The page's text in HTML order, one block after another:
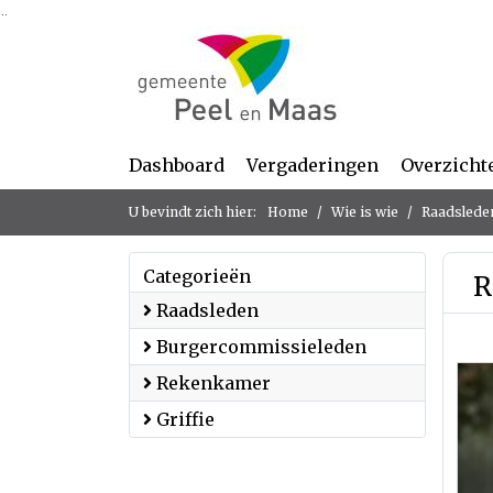
Ga naar de inhoud van deze pagina
Dashboard Vergaderingen
U bevindt zich hier: Home Wie is wie
Categorieën
Raadsleden
Burgercommissieleden
Rekenkamer
Griffie